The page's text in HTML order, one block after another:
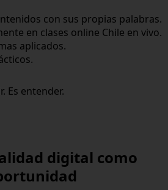
con sus propias palabras.
en clases online Chile en vivo.
aplicados.
Es entender.
digital como